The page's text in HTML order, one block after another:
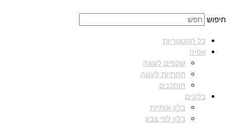
חיפוש
כל הקטגוריות
אפיה
שקפים לעוגה
תחתיות לעוגה
חותכנים
בלונים
בלון אותיות
בלון לפי צבע